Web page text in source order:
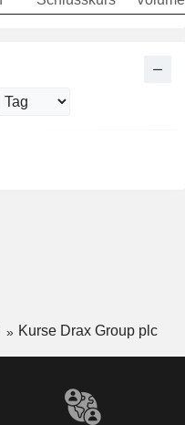
Kurse Drax Group plc